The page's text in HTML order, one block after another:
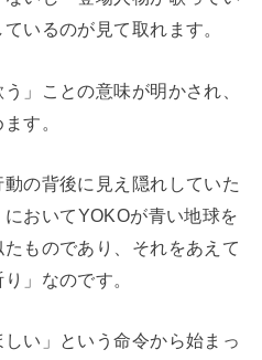
いるのが見て取れます。
」ことの意味が明かされ、
す。
の背後に見え隠れしていた
においてYOKOが青い地球を
ものであり、それをあえて
」なのです。
しい」という命令から始まっ